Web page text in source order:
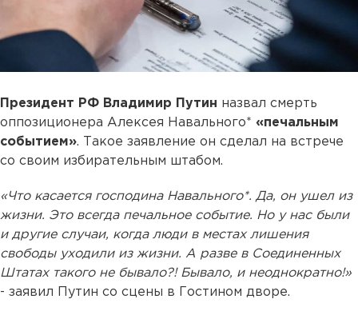
Президент РФ Владимир Путин назвал смерть
оппозиционера Алексея Навального* «печальным
событием». Такое заявление он сделал на встрече
со своим избирательным штабом.
«Что касается господина Навального*. Да, он ушел из
жизни. Это всегда печальное событие. Но у нас были
и другие случаи, когда люди в местах лишения
свободы уходили из жизни. А разве в Соединенных
Штатах такого не бывало?! Бывало, и неоднократно!»
- заявил Путин со сцены в Гостином дворе.